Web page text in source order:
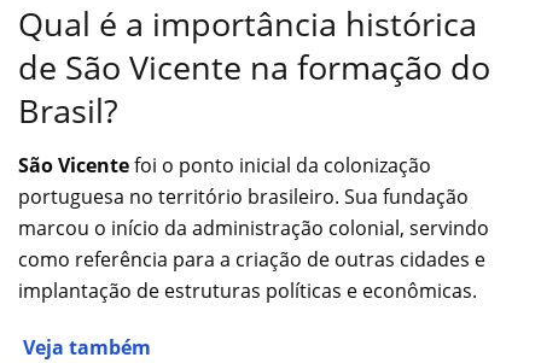
Qual é a importância histórica
de São Vicente na formação do
Brasil?
São Vicentefoi o ponto inicial da colonização
portuguesa no território brasileiro. Sua fundação
marcou o início da administração colonial, servindo
como referência para a criação de outras cidades e
implantação de estruturas políticas e econômicas.
Veja também